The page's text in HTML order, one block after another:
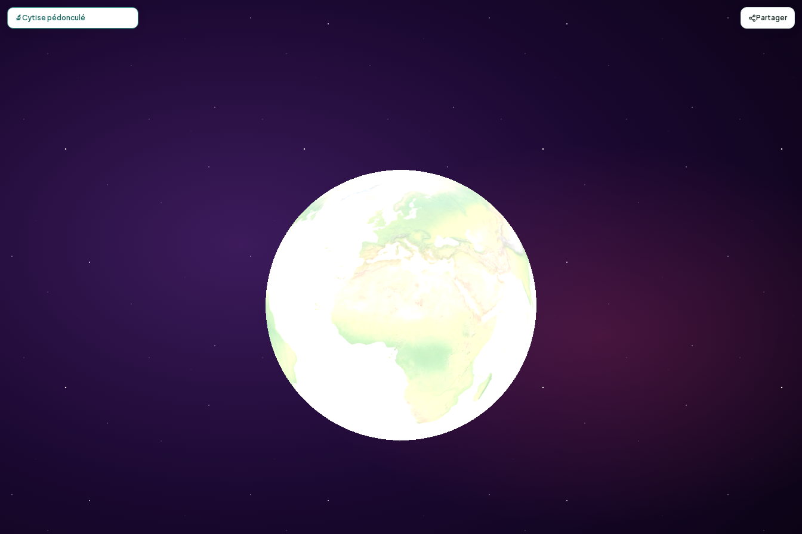
Carte d'observation du Cytise pédonculé (Cytisus decumbens) - Conservation Nature
🔬Cytise pédonculé Partager